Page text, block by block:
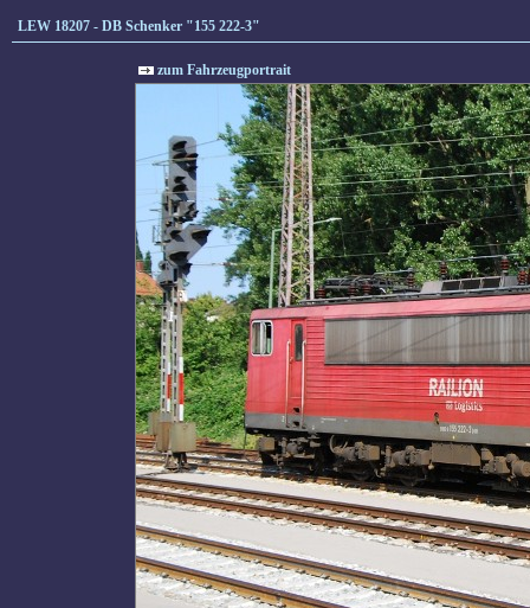
LEW 18207 - DB Schenker "155 222-3"
zum Fahrzeugportrait